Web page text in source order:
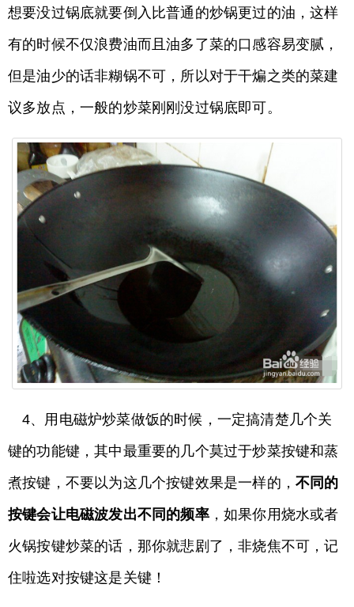
想要没过锅底就要倒入比普通的炒锅更过的油，这样
有的时候不仅浪费油而且油多了菜的口感容易变腻，
但是油少的话非糊锅不可，所以对于干煸之类的菜建
议多放点，一般的炒菜刚刚没过锅底即可。
4、用电磁炉炒菜做饭的时候，一定搞清楚几个关
键的功能键，其中最重要的几个莫过于炒菜按键和蒸
煮按键，不要以为这几个按键效果是一样的，不同的
按键会让电磁波发出不同的频率，如果你用烧水或者
火锅按键炒菜的话，那你就悲剧了，非烧焦不可，记
住啦选对按键这是关键！